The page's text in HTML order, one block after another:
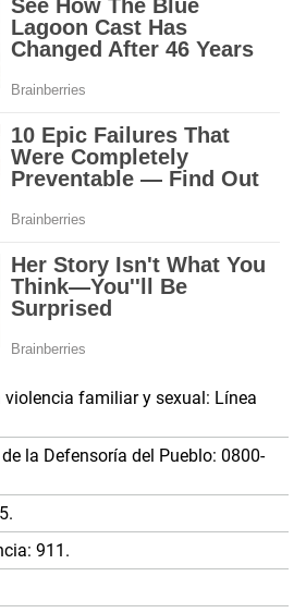
violencia familiar y sexual: Línea
la Defensoría del Pueblo: 0800-
911.